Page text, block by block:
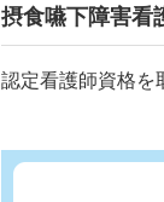
摂食嚥下障害看
認定看護師資格を